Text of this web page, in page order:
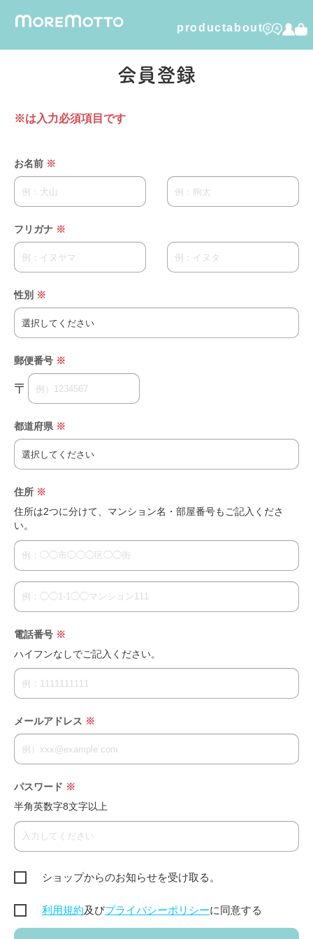
productabout
humuskin water
organic cotton
会員登録
※は入力必須項目です
お名前 ※
フリガナ ※
性別 ※
郵便番号 ※
〒
都道府県 ※
住所 ※
住所は2つに分けて、マンション名・部屋番号もご記入くださ
い。
電話番号 ※
ハイフンなしでご記入ください。
メールアドレス ※
パスワード ※
半角英数字8文字以上
ショップからのお知らせを受け取る。
利用規約及びプライバシーポリシーに同意する